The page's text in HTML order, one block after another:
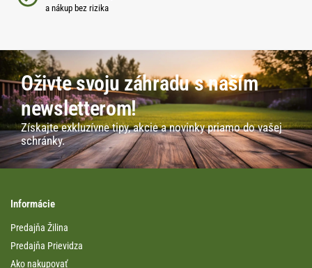
a nákup bez rizika
Oživte svoju záhradu s naším
newsletterom!
Získajte exkluzívne tipy, akcie a novinky priamo do vašej
schránky.
Informácie
Predajňa Žilina
Predajňa Prievidza
Ako nakupovať